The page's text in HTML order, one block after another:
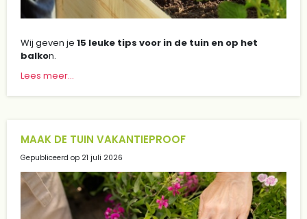
Wij geven je 15 leuke tips voor in de tuin en op het
balkon.
Lees meer...
MAAK DE TUIN VAKANTIEPROOF
Gepubliceerd op 21 juli 2026